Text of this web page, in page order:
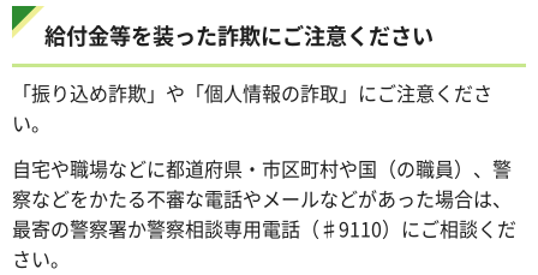
給付金等を装った詐欺にご注意ください
「振り込め詐欺」や「個人情報の詐取」にご注意くださ
い。
自宅や職場などに都道府県・市区町村や国（の職員）、警
察などをかたる不審な電話やメールなどがあった場合は、
最寄の警察署か警察相談専用電話（♯9110）にご相談くだ
さい。